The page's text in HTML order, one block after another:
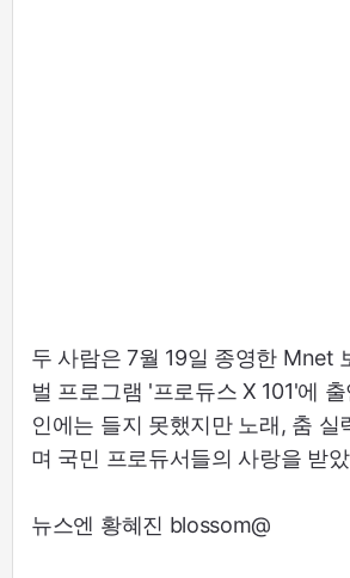
두 사람은 7월 19일 종영한 Mnet
벌 프로그램 '프로듀스 X 101'에
인에는 들지 못했지만 노래, 춤 실
며 국민 프로듀서들의 사랑을 받
뉴스엔 황혜진 blossom@